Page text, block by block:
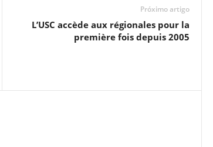
Próximo artigo
L’USC accède aux régionales pour la
première fois depuis 2005